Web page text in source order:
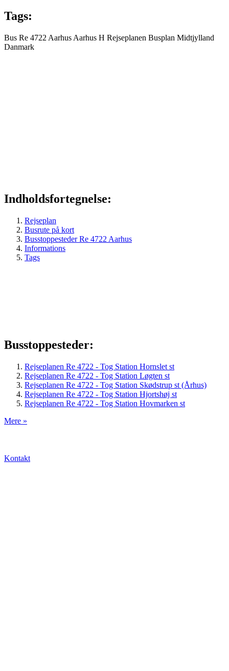
Tags:
Bus Re 4722 Aarhus Aarhus H Rejseplanen Busplan Midtjylland
Danmark
Indholdsfortegnelse:
Rejseplan
Busrute på kort
Busstoppesteder Re 4722 Aarhus
Informations
Tags
Busstoppesteder:
Rejseplanen Re 4722 - Tog Station Hornslet st
Rejseplanen Re 4722 - Tog Station Løgten st
Rejseplanen Re 4722 - Tog Station Skødstrup st (Århus)
Rejseplanen Re 4722 - Tog Station Hjortshøj st
Rejseplanen Re 4722 - Tog Station Hovmarken st
Mere »
Kontakt